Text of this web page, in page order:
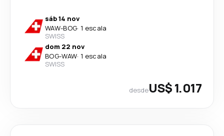
sáb 14 nov
WAW-BOG· 1 escala
SWISS
dom 22 nov
BOG-WAW· 1 escala
SWISS
desdeUS$ 1.017